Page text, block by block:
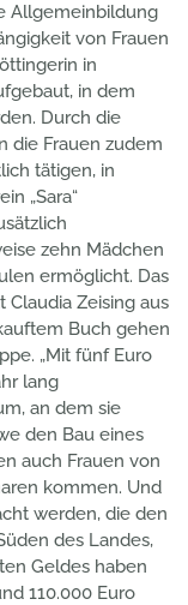
Allgemeinbildung
von Frauen
in
in dem
Durch die
die Frauen zudem
tätigen, in
„Sara“
zehn Mädchen
ermöglicht. Das
Zeising aus
Buch gehen
„Mit fünf Euro
lang
an dem sie
den Bau eines
auch Frauen von
kommen. Und
werden, die den
des Landes,
Geldes haben
110.000 Euro